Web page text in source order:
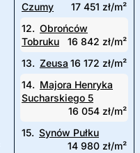
Czumy
17 451 zł/m²
12. Obrońców
Tobruku
16 842 zł/m²
13. Zeusa 16 172 zł/m²
14. Majora Henryka
Sucharskiego 5
16 054 zł/m²
15. Synów Pułku
14 980 zł/m²